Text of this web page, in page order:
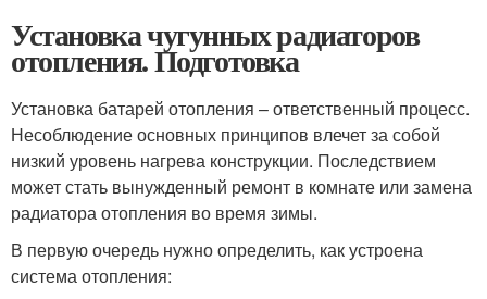
Установка чугунных радиаторов
отопления. Подготовка
Установка батарей отопления – ответственный процесс.
Несоблюдение основных принципов влечет за собой
низкий уровень нагрева конструкции. Последствием
может стать вынужденный ремонт в комнате или замена
радиатора отопления во время зимы.
В первую очередь нужно определить, как устроена
система отопления: